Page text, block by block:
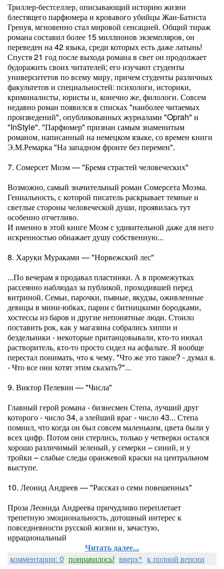
Триллер-бестселлер, описывающий историю жизни
блестящего парфюмера и кровавого убийцы Жан-Батиста
Гренуя, мгновенно стал мировой сенсацией. Общий тираж
романа составил более 15 миллионов экземпляров, он
переведен на 42 языка, среди которых есть даже латынь!
Спустя 21 год после выхода романа в свет он продолжает
будоражить своих читателей; его изучают студенты
университетов по всему миру, причем студенты различных
факультетов и специальностей: психологи, историки,
криминалисты, юристы и, конечно же, филологи. Совсем
недавно роман появился в списках "наиболее читаемых
произведений", опубликованных журналами "Oprah" и
"InStyle". "Парфюмер" признан самым знаменитым
романом, написанный на немецком языке, со времен книги
Э.М.Ремарка "На западном фронте без перемен".
7. Сомерсет Моэм — "Бремя страстей человеческих"
Возможно, самый значительный роман Сомерсета Моэма.
Гениальность, с которой писатель раскрывает темные и
светлые стороны человеческой души, проявилась тут
особенно отчетливо.
И именно в этой книге Моэм с удивительной даже для него
искренностью обнажает душу собственную...
8. Харуки Мураками — "Норвежский лес"
...По вечерам я продавал пластинки. А в промежутках
рассеянно наблюдал за публикой, проходившей перед
витриной. Семьи, парочки, пьяные, якудзы, оживленные
девицы в мини-юбках, парни с битницкими бородками,
хостессы из баров и другие непонятные люди. Стоило
поставить рок, как у магазина собрались хиппи и
бездельники - некоторые пританцовывали, кто-то нюхал
растворитель, кто-то просто сидел на асфальте. Я вообще
перестал понимать, что к чему. "Что же это такое? - думал я.
- Что все они хотят этим сказать?"...
9. Виктор Пелевин — "Числа"
Главный герой романа - бизнесмен Степа, лучший друг
которого - число 34, а злейший враг - число 43... Степа
помнил, что когда он был совсем маленьким, цвета были у
всех цифр. Потом они стерлись, только у четверки остался
хорошо различимый зеленый, у семерки – синий, и у
тройки – слабые следы оранжевой краски на центральном
выступе.
10. Леонид Андреев — "Рассказ о семи повешенных"
Проза Леонида Андреева причудливо переплетает
трепетную эмоциональность, дотошный интерес к
повседневности русской жизни и, зачастую,
иррациональный
Читать далее...
комментарии: 0 понравилось! вверх^ к полной версии